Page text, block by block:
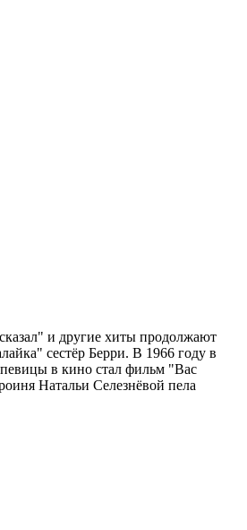
и другие хиты продолжают
сестёр Берри. В 1966 году в
в кино стал фильм "Вас
Натальи Селезнёвой пела